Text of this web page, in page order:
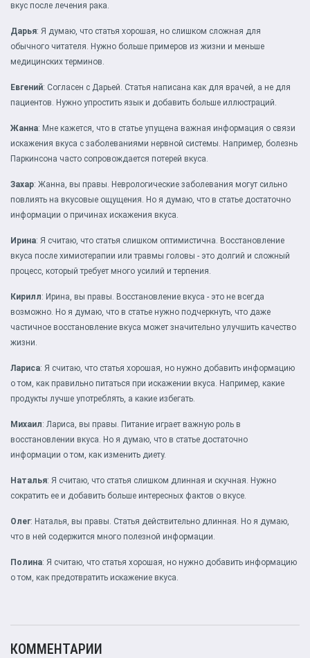
вкус после лечения рака.
Дарья: Я думаю, что статья хорошая, но слишком сложная для
обычного читателя. Нужно больше примеров из жизни и меньше
медицинских терминов.
Евгений: Согласен с Дарьей. Статья написана как для врачей, а не для
пациентов. Нужно упростить язык и добавить больше иллюстраций.
Жанна: Мне кажется, что в статье упущена важная информация о связи
искажения вкуса с заболеваниями нервной системы. Например, болезнь
Паркинсона часто сопровождается потерей вкуса.
Захар: Жанна, вы правы. Неврологические заболевания могут сильно
повлиять на вкусовые ощущения. Но я думаю, что в статье достаточно
информации о причинах искажения вкуса.
Ирина: Я считаю, что статья слишком оптимистична. Восстановление
вкуса после химиотерапии или травмы головы - это долгий и сложный
процесс, который требует много усилий и терпения.
Кирилл: Ирина, вы правы. Восстановление вкуса - это не всегда
возможно. Но я думаю, что в статье нужно подчеркнуть, что даже
частичное восстановление вкуса может значительно улучшить качество
жизни.
Лариса: Я считаю, что статья хорошая, но нужно добавить информацию
о том, как правильно питаться при искажении вкуса. Например, какие
продукты лучше употреблять, а какие избегать.
Михаил: Лариса, вы правы. Питание играет важную роль в
восстановлении вкуса. Но я думаю, что в статье достаточно
информации о том, как изменить диету.
Наталья: Я считаю, что статья слишком длинная и скучная. Нужно
сократить ее и добавить больше интересных фактов о вкусе.
Олег: Наталья, вы правы. Статья действительно длинная. Но я думаю,
что в ней содержится много полезной информации.
Полина: Я считаю, что статья хорошая, но нужно добавить информацию
о том, как предотвратить искажение вкуса.
КОММЕНТАРИИ